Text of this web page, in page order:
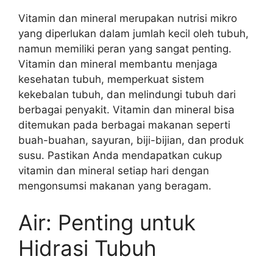
Vitamin dan mineral merupakan nutrisi mikro
yang diperlukan dalam jumlah kecil oleh tubuh,
namun memiliki peran yang sangat penting.
Vitamin dan mineral membantu menjaga
kesehatan tubuh, memperkuat sistem
kekebalan tubuh, dan melindungi tubuh dari
berbagai penyakit. Vitamin dan mineral bisa
ditemukan pada berbagai makanan seperti
buah-buahan, sayuran, biji-bijian, dan produk
susu. Pastikan Anda mendapatkan cukup
vitamin dan mineral setiap hari dengan
mengonsumsi makanan yang beragam.
Air: Penting untuk
Hidrasi Tubuh